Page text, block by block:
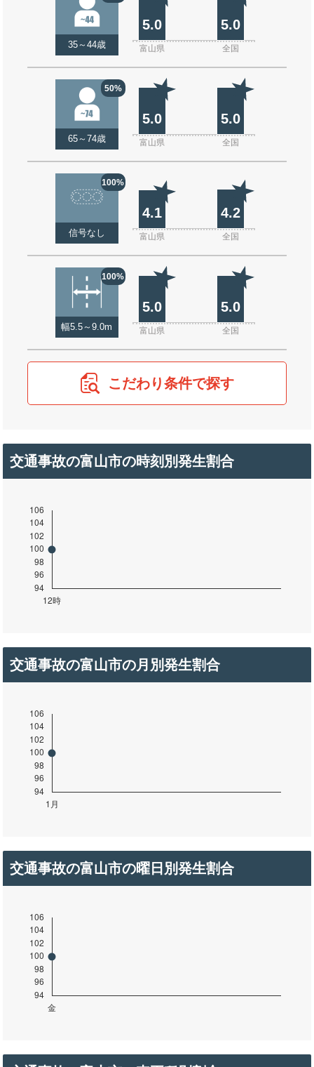
35～44歳
5.0 5.0
富山県 全国
50%
65～74歳
5.0 5.0
富山県 全国
100%
信号なし
4.1 4.2
富山県 全国
100%
幅5.5～9.0m
5.0 5.0
富山県 全国
こだわり条件で探す
交通事故の富山市の時刻別発生割合
交通事故の富山市の月別発生割合
交通事故の富山市の曜日別発生割合